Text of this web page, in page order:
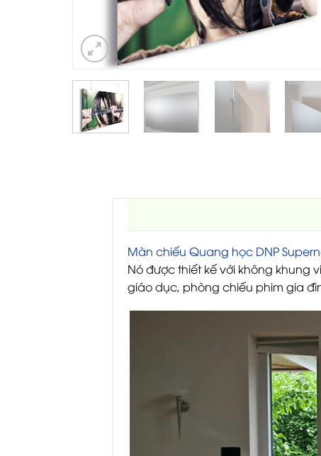
Màn chiếu Quang học DNP
Nó được thiết kế với không khung
giáo dục, phòng chiếu phim gia